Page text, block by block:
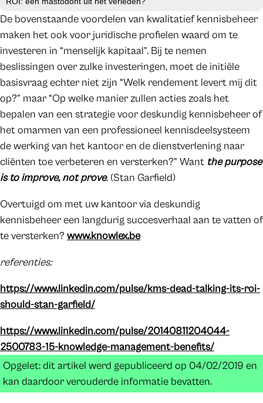
De bovenstaande voordelen van kwalitatief kennisbeheer
maken het ook voor juridische profielen waard om te
investeren in “menselijk kapitaal”. Bij te nemen
beslissingen over zulke investeringen, moet de initiële
basisvraag echter niet zijn “Welk rendement levert mij dit
op?” maar “Op welke manier zullen acties zoals het
bepalen van een strategie voor deskundig kennisbeheer of
het omarmen van een professioneel kennisdeelsysteem
de werking van het kantoor en de dienstverlening naar
cliënten toe verbeteren en versterken?” Want the purpose
is to improve, not prove. (Stan Garfield)
Overtuigd om met uw kantoor via deskundig
kennisbeheer een langdurig succesverhaal aan te vatten of
te versterken? www.knowlex.be
referenties:
https://www.linkedin.com/pulse/kms-dead-talking-its-roi-
should-stan-garfield/
https://www.linkedin.com/pulse/20140811204044-
2500783-15-knowledge-management-benefits/
Opgelet: dit artikel werd gepubliceerd op 04/02/2019 en
kan daardoor verouderde informatie bevatten.